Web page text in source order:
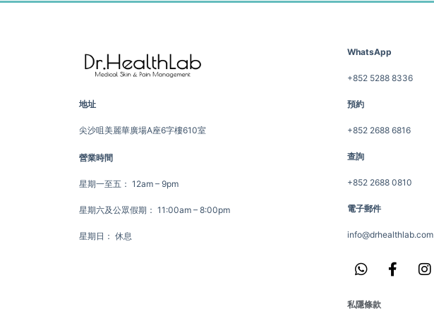
地址
尖沙咀美麗華廣場A座6字樓610室
營業時間
星期一至五： 12am – 9pm
星期六及公眾假期： 11:00am – 8:00pm
星期日： 休息
WhatsApp
+852 5288 8336
預約
+852 2688 6816
查詢
+852 2688 0810
電子郵件
info@drhealthlab.com
私隱條款